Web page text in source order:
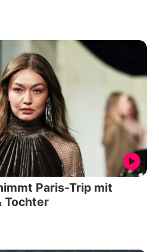
Paris-Trip mit
Tochter